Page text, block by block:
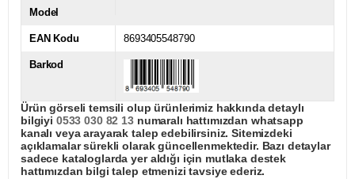
Model
EAN Kodu 8693405548790
Barkod
Ürün görseli temsili olup ürünlerimiz hakkında detaylı
bilgiyi 0533 030 82 13numaralı hattımızdan whatsapp
kanalı veya arayarak talep edebilirsiniz. Sitemizdeki
açıklamalar sürekli olarak güncellenmektedir. Bazı detaylar
sadece kataloglarda yer aldığı için mutlaka destek
hattımızdan bilgi talep etmenizi tavsiye ederiz.